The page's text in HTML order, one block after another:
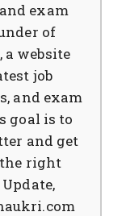
exam
of
website
job
and exam
goal is to
and get
right